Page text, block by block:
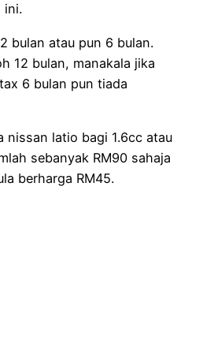
ini.
bulan atau pun 6 bulan.
12 bulan, manakala jika
6 bulan pun tiada
nissan latio bagi 1.6cc atau
sebanyak RM90 sahaja
berharga RM45.